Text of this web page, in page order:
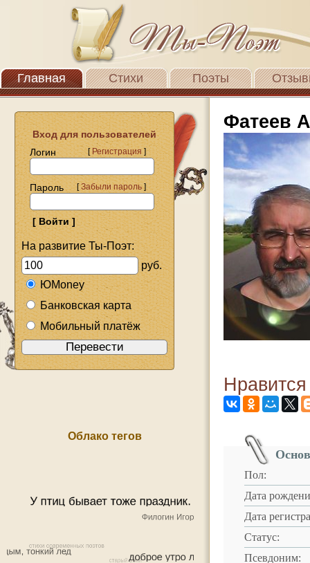
Главная Стихи Поэты
Вход для пользователей
Логин
[Регистрация]
Пароль [Забыли пароль]
На развитие Ты-Поэт:
руб.
ЮMoney
Банковская карта
Мобильный платёж
Облако тегов
Фатеев
Пол:
Дата
Дата
Статус:
Псевдоним: